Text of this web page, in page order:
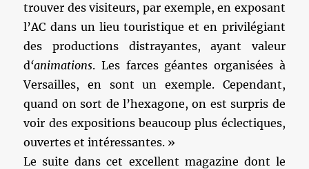
trouver des visiteurs, par exemple, en exposant
l’AC dans un lieu touristique et en privilégiant
des productions distrayantes, ayant valeur
d‘animations. Les farces géantes organisées à
Versailles, en sont un exemple. Cependant,
quand on sort de l’hexagone, on est surpris de
voir des expositions beaucoup plus éclectiques,
ouvertes et intéressantes. »
Le suite dans cet excellent magazine dont le